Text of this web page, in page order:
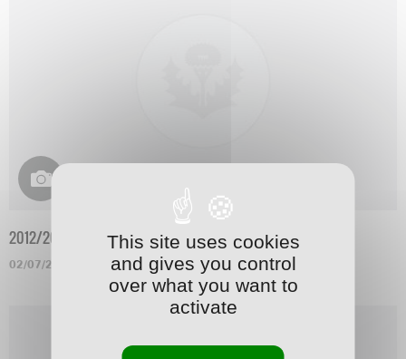
2012/2013
02/07/2012
This site uses cookies
and gives you control
over what you want to
activate